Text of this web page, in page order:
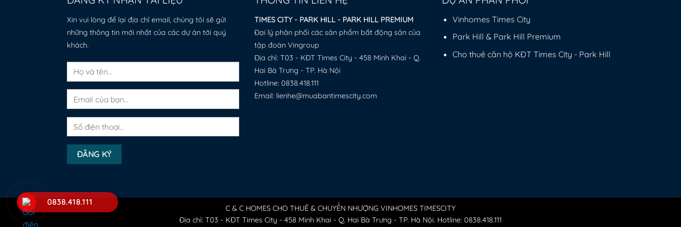
Xin vui lòng để lại địa chỉ email, chúng tôi sẽ gửi
những thông tin mới nhất của các dự án tới quý
khách.
TIMES CITY - PARK HILL - PARK HILL PREMIUM
Đại lý phân phối các sản phẩm bất động sản của
tập đoàn Vingroup
Địa chỉ: T03 - KĐT Times City - 458 Minh Khai - Q.
Hai Bà Trưng - TP. Hà Nội
Hotline: 0838.418.111
Email: lienhe@muabantimescity.com
Vinhomes Times City
Park Hill & Park Hill Premium
Cho thuê căn hộ KĐT Times City - Park Hill
C & C HOMES CHO THUÊ & CHUYỂN NHƯỢNG VINHOMES TIMESCITY
Địa chỉ: T03 - KĐT Times City - 458 Minh Khai - Q. Hai Bà Trưng - TP. Hà Nội. Hotline: 0838.418.111
0838.418.111